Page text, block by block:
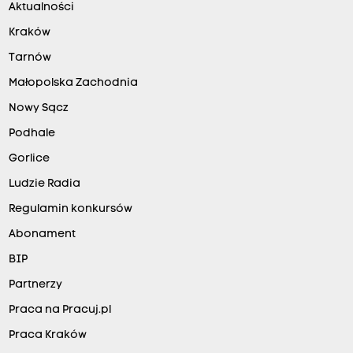
Aktualności
Kraków
Tarnów
Małopolska Zachodnia
Nowy Sącz
Podhale
Gorlice
Ludzie Radia
Regulamin konkursów
Abonament
BIP
Partnerzy
Praca na Pracuj.pl
Praca Kraków